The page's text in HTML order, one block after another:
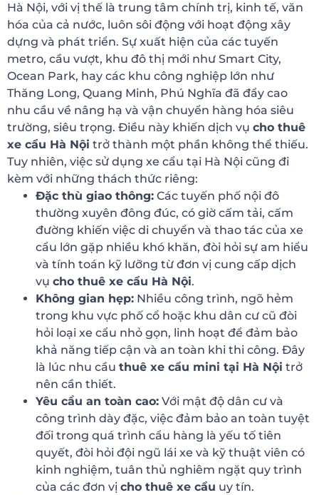
Hà Nội, với vị thế là trung tâm chính trị, kinh tế, văn
hóa của cả nước, luôn sôi động với hoạt động xây
dựng và phát triển. Sự xuất hiện của các tuyến
metro, cầu vượt, khu đô thị mới như Smart City,
Ocean Park, hay các khu công nghiệp lớn như
Thăng Long, Quang Minh, Phú Nghĩa đã đẩy cao
nhu cầu về nâng hạ và vận chuyển hàng hóa siêu
trường, siêu trọng. Điều này khiến dịch vụ cho thuê
xe cẩu Hà Nội trở thành một phần không thể thiếu.
Tuy nhiên, việc sử dụng xe cẩu tại Hà Nội cũng đi
kèm với những thách thức riêng:
Đặc thù giao thông: Các tuyến phố nội đô
thường xuyên đông đúc, có giờ cấm tải, cấm
đường khiến việc di chuyển và thao tác của xe
cẩu lớn gặp nhiều khó khăn, đòi hỏi sự am hiểu
và tính toán kỹ lưỡng từ đơn vị cung cấp dịch
vụ cho thuê xe cẩu Hà Nội.
Không gian hẹp: Nhiều công trình, ngõ hẻm
trong khu vực phố cổ hoặc khu dân cư cũ đòi
hỏi loại xe cẩu nhỏ gọn, linh hoạt để đảm bảo
khả năng tiếp cận và an toàn khi thi công. Đây
là lúc nhu cầu thuê xe cẩu mini tại Hà Nội trở
nên cần thiết.
Yêu cầu an toàn cao: Với mật độ dân cư và
công trình dày đặc, việc đảm bảo an toàn tuyệt
đối trong quá trình cẩu hàng là yếu tố tiên
quyết, đòi hỏi đội ngũ lái xe và kỹ thuật viên có
kinh nghiệm, tuân thủ nghiêm ngặt quy trình
của các đơn vị cho thuê xe cẩu uy tín.